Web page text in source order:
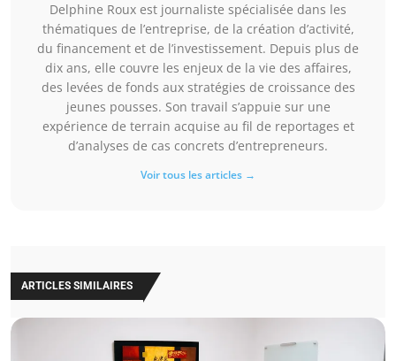
Delphine Roux est journaliste spécialisée dans les
thématiques de l’entreprise, de la création d’activité,
du financement et de l’investissement. Depuis plus de
dix ans, elle couvre les enjeux de la vie des affaires,
des levées de fonds aux stratégies de croissance des
jeunes pousses. Son travail s’appuie sur une
expérience de terrain acquise au fil de reportages et
d’analyses de cas concrets d’entrepreneurs.
Voir tous les articles →
ARTICLES SIMILAIRES